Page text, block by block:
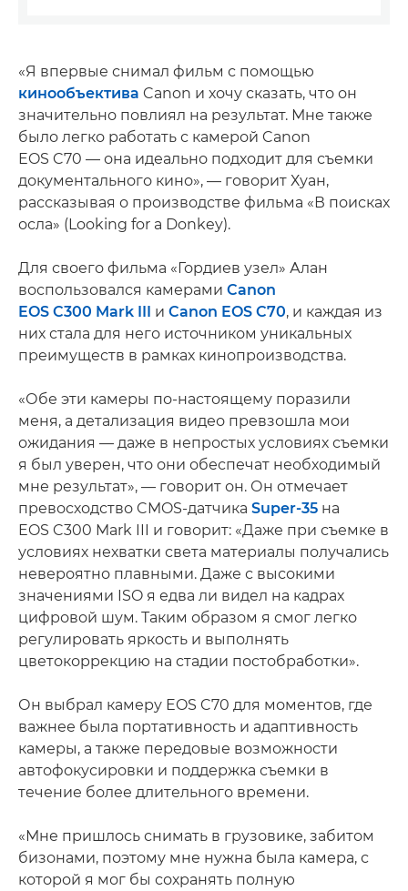
«Я впервые снимал фильм с помощью
кинообъектива Canon и хочу сказать, что он
значительно повлиял на результат. Мне также
было легко работать с камерой Canon
EOS C70 — она идеально подходит для съемки
документального кино», — говорит Хуан,
рассказывая о производстве фильма «В поисках
осла» (Looking for a Donkey).
Для своего фильма «Гордиев узел» Алан
воспользовался камерами Canon
EOS C300 Mark III
и Canon EOS C70, и каждая из
них стала для него источником уникальных
преимуществ в рамках кинопроизводства.
«Обе эти камеры по-настоящему поразили
меня, а детализация видео превзошла мои
ожидания — даже в непростых условиях съемки
я был уверен, что они обеспечат необходимый
мне результат», — говорит он. Он отмечает
превосходство CMOS-датчика Super-35 на
EOS C300 Mark III и говорит: «Даже при съемке в
условиях нехватки света материалы получались
невероятно плавными. Даже с высокими
значениями ISO я едва ли видел на кадрах
цифровой шум. Таким образом я смог легко
регулировать яркость и выполнять
цветокоррекцию на стадии постобработки».
Он выбрал камеру EOS C70 для моментов, где
важнее была портативность и адаптивность
камеры, а также передовые возможности
автофокусировки и поддержка съемки в
течение более длительного времени.
«Мне пришлось снимать в грузовике, забитом
бизонами, поэтому мне нужна была камера, с
которой я мог бы сохранять полную